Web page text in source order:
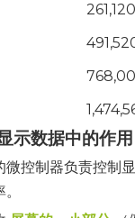
261,120
示数据中的作用
微控制器负责控制